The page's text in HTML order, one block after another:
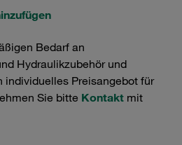
Bedarf an
Hydraulikzubehör und
individuelles Preisangebot für
Sie bitte Kontakt mit